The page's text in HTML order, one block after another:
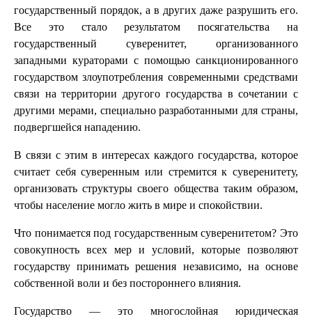
государственный порядок, а в других даже разрушить его.
Все это стало результатом посягательства на
государственный суверенитет, организованного
западными кураторами с помощью санкционированного
государством злоупотребления современными средствами
связи на территории другого государства в сочетании с
другими мерами, специально разработанными для страны,
подвергшейся нападению.
В связи с этим в интересах каждого государства, которое
считает себя суверенным или стремится к суверенитету,
организовать структуры своего общества таким образом,
чтобы население могло жить в мире и спокойствии.
Что понимается под государственным суверенитетом? Это
совокупность всех мер и условий, которые позволяют
государству принимать решения независимо, на основе
собственной воли и без постороннего влияния.
Государство — это многослойная юридическая